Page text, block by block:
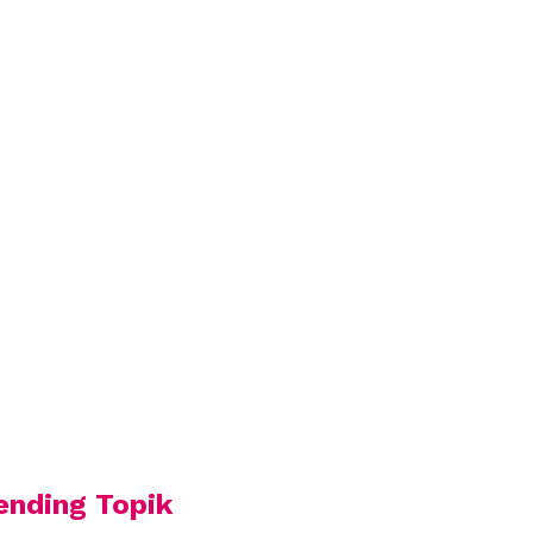
Topik